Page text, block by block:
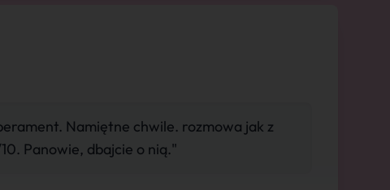
Namiętne chwile. rozmowa jak z
Panowie, dbajcie o nią."